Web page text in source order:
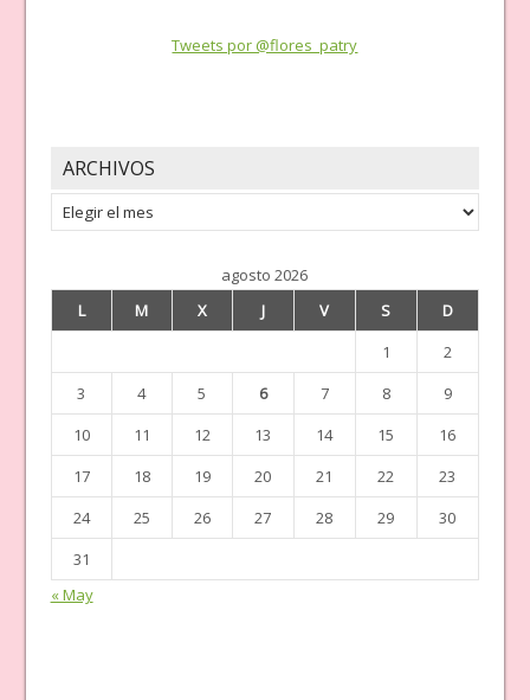
Tweets por @flores_patry
ARCHIVOS
Archivos
agosto 2026
L
M X J V S
D
1
2
3
4 5 6 7 8
9
10
11 12 13 14 15
16
17
18 19 20 21 22
23
24
25 26 27 28 29
30
31
« May